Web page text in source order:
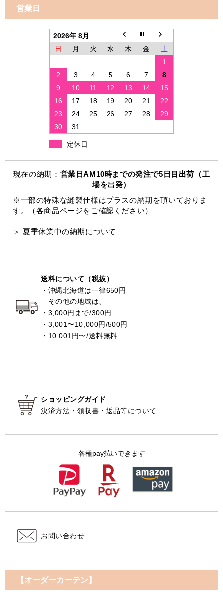
営業日
2026年 8月
日
月 火 水 木 金
土
1
2
3 4 5 6 7
8
9
10 11 12 13 14
15
16
17 18 19 20 21
22
23
24 25 26 27 28
29
30
31
定休日
現在の納期： 営業日AM10時までの発注で5日目出荷（工
場を出発）
※一部の特殊な縫製仕様はプラスの納期を頂いておりま
す。（各商品ページをご確認ください）
＞ 夏季休業中の納期について
送料について（税抜）
・沖縄北海道は一律650円
その他の地域は、
・3,000円まで/300円
・3,001〜10,000円/500円
・10.001円〜/送料無料
ショッピングガイド
決済方法・領収書・返品等について
各種pay払いできます
お問い合わせ
【オーダーカーテン】